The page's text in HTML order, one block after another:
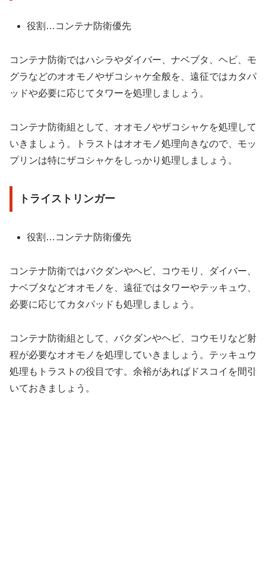
役割…コンテナ防衛優先
コンテナ防衛ではハシラやダイバー、ナベブタ、ヘビ、モ
グラなどのオオモノやザコシャケ全般を、遠征ではカタパ
ッドや必要に応じてタワーを処理しましょう。
コンテナ防衛組として、オオモノやザコシャケを処理して
いきましょう。トラストはオオモノ処理向きなので、モッ
プリンは特にザコシャケをしっかり処理しましょう。
トライストリンガー
役割…コンテナ防衛優先
コンテナ防衛ではバクダンやヘビ、コウモリ、ダイバー、
ナベブタなどオオモノを、遠征ではタワーやテッキュウ、
必要に応じてカタパッドも処理しましょう。
コンテナ防衛組として、バクダンやヘビ、コウモリなど射
程が必要なオオモノを処理していきましょう。テッキュウ
処理もトラストの役目です。余裕があればドスコイを間引
いておきましょう。